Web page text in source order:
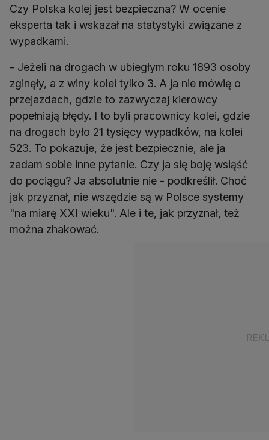
Czy Polska kolej jest bezpieczna? W ocenie
eksperta tak i wskazał na statystyki związane z
wypadkami.
- Jeżeli na drogach w ubiegłym roku 1893 osoby
zginęły, a z winy kolei tylko 3. A ja nie mówię o
przejazdach, gdzie to zazwyczaj kierowcy
popełniają błędy. I to byli pracownicy kolei, gdzie
na drogach było 21 tysięcy wypadków, na kolei
523. To pokazuje, że jest bezpiecznie, ale ja
zadam sobie inne pytanie. Czy ja się boję wsiąść
do pociągu? Ja absolutnie nie - podkreślił. Choć
jak przyznał, nie wszędzie są w Polsce systemy
"na miarę XXI wieku". Ale i te, jak przyznał, też
można zhakować.